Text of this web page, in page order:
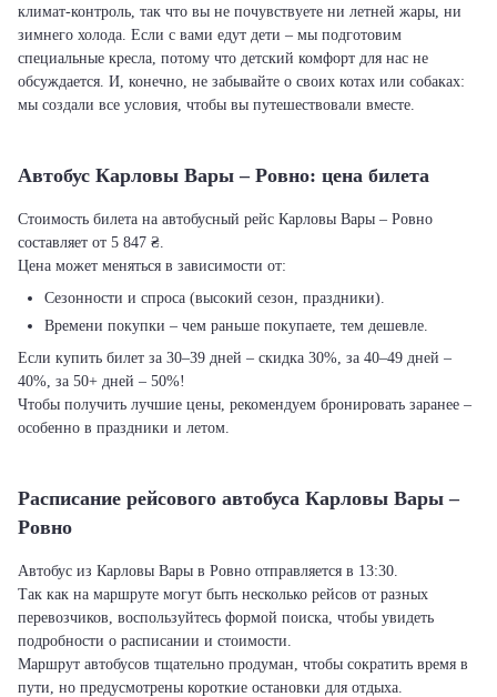
климат-контроль, так что вы не почувствуете ни летней жары, ни
зимнего холода. Если с вами едут дети – мы подготовим
специальные кресла, потому что детский комфорт для нас не
обсуждается. И, конечно, не забывайте о своих котах или собаках:
мы создали все условия, чтобы вы путешествовали вместе.
Автобус Карловы Вары – Ровно: цена билета
Стоимость билета на автобусный рейс Карловы Вары – Ровно
составляет от 5 847 ₴.
Цена может меняться в зависимости от:
Сезонности и спроса (высокий сезон, праздники).
Времени покупки – чем раньше покупаете, тем дешевле.
Если купить билет за 30–39 дней – скидка 30%, за 40–49 дней –
40%, за 50+ дней – 50%!
Чтобы получить лучшие цены, рекомендуем бронировать заранее –
особенно в праздники и летом.
Расписание рейсового автобуса Карловы Вары –
Ровно
Автобус из Карловы Вары в Ровно отправляется в 13:30.
Так как на маршруте могут быть несколько рейсов от разных
перевозчиков, воспользуйтесь формой поиска, чтобы увидеть
подробности о расписании и стоимости.
Маршрут автобусов тщательно продуман, чтобы сократить время в
пути, но предусмотрены короткие остановки для отдыха.